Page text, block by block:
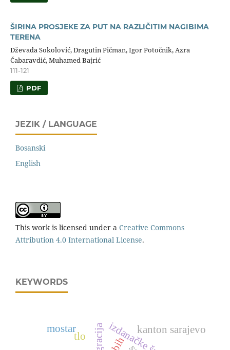
ŠIRINA PROSJEKE ZA PUT NA RAZLIČITIM NAGIBIMA
TERENA
Dževada Sokolović, Dragutin Pičman, Igor Potočnik, Azra
Čabaravdić, Muhamed Bajrić
111-121
PDF
JEZIK / LANGUAGE
Bosanski
English
This work is licensed under a Creative Commons
Attribution 4.0 International License.
KEYWORDS
tlo
mostar kanton sarajevo
bih